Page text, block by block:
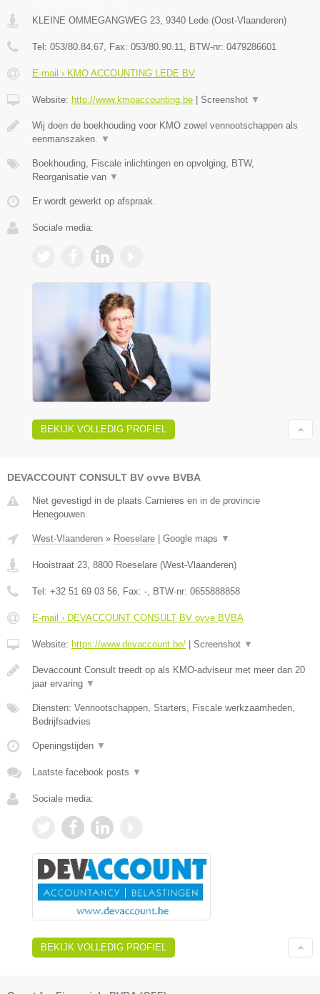
KLEINE OMMEGANGWEG 23 9340 Lede (Oost-Vlaanderen)
Tel: 053/80.84.67 , Fax: 053/80.90.11 , BTW-nr: 0479286601
E-mail › KMO ACCOUNTING LEDE BV
Website: http://www.kmoaccounting.be | Screenshot ▼
Wij doen de boekhouding voor KMO zowel vennootschappen als
eenmanszaken.
▼
Boekhouding, Fiscale inlichtingen en opvolging, BTW,
Reorganisatie van ▼
Er wordt gewerkt op afspraak.
Sociale media:
BEKIJK VOLLEDIG PROFIEL
DEVACCOUNT CONSULT BV ovve BVBA
Niet gevestigd in de plaats Carnieres en in de provincie
Henegouwen.
West-Vlaanderen » Roeselare Google maps ▼
Hooistraat 23, 8800 Roeselare (West-Vlaanderen)
Tel: +32 51 69 03 56, Fax: -, BTW-nr: 0655888858
E-mail › DEVACCOUNT CONSULT BV ovve BVBA
Website: https://www.devaccount.be/ Screenshot ▼
Devaccount Consult treedt op als KMO-adviseur met meer dan 20
jaar ervaring ▼
Diensten: Vennootschappen, Starters, Fiscale werkzaamheden,
Bedrijfsadvies
Openingstijden ▼
Laatste facebook posts ▼
Sociale media:
BEKIJK VOLLEDIG PROFIEL